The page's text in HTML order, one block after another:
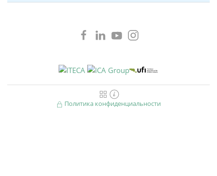
Политика конфиденциальности